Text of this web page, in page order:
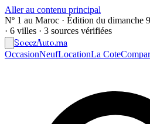
Aller au contenu principal
Nº 1 au Maroc · Édition du dimanche
· 6 villes · 3 sources vérifiées
SoeezAuto.ma
OccasionNeufLocationLa Cote